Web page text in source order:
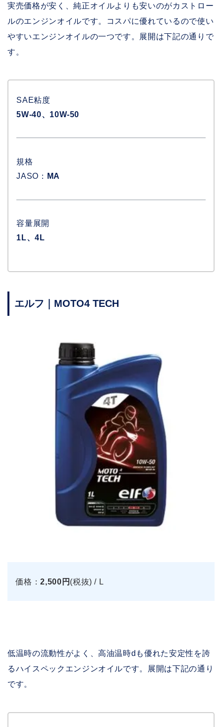
実売価格が安く、純正オイルよりも安いのがカストロー
ルのエンジンオイルです。コスパに優れているので使い
やすいエンジンオイルの一つです。展開は下記の通りで
す。
SAE粘度
5W-40、10W-50
規格
JASO： MA
容量展開
1L、4L
エルフ｜MOTO4 TECH
価格：2,500円 (税抜) / L
低温時の流動性がよく、高油温時dも優れた安定性を誇
るハイスペックエンジンオイルです。展開は下記の通り
です。